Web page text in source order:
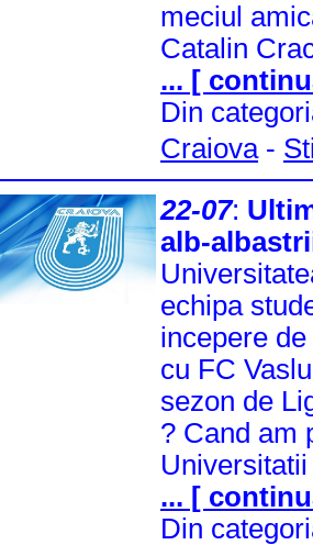
meciul
Catalin
... [
Din
Craiova-
22-07:
alb-
echipa
incepere
cu FC
sezon de
? Cand am
... [
Din